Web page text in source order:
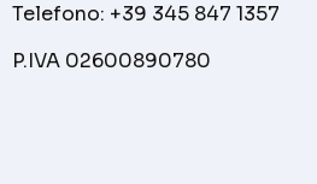
Telefono: +39 345 847 1357
P.IVA 02600890780